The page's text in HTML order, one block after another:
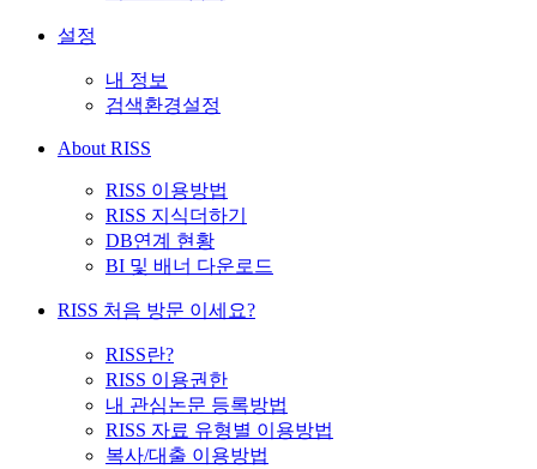
설정
내 정보
검색환경설정
About RISS
RISS 이용방법
RISS 지식더하기
DB연계 현황
BI 및 배너 다운로드
RISS 처음 방문 이세요?
RISS란?
RISS 이용권한
내 관심논문 등록방법
RISS 자료 유형별 이용방법
복사/대출 이용방법